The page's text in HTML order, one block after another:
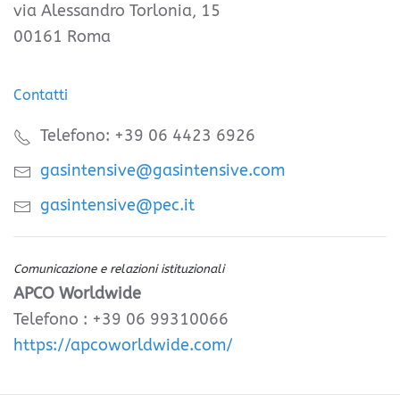
via Alessandro Torlonia, 15
00161 Roma
Contatti
Telefono: +39 06 4423 6926
gasintensive@gasintensive.com
gasintensive@pec.it
Comunicazione e relazioni istituzionali
APCO Worldwide
Telefono : +39 06 99310066
https://apcoworldwide.com/